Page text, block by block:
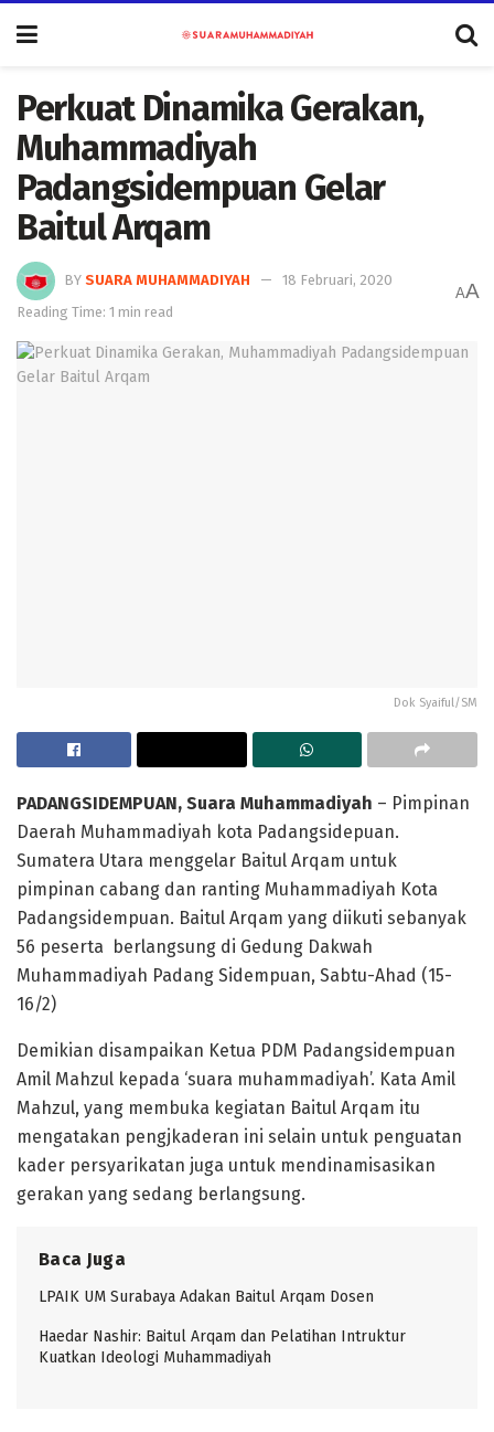
Perkuat Dinamika Gerakan,
Muhammadiyah
Padangsidempuan Gelar
Baitul Arqam
BY SUARA MUHAMMADIYAH
18 Februari, 2020
Reading Time: 1 min read
AA
Dok Syaiful/SM
PADANGSIDEMPUAN, Suara Muhammadiyah – Pimpinan
Daerah Muhammadiyah kota Padangsidepuan.
Sumatera Utara menggelar Baitul Arqam untuk
pimpinan cabang dan ranting Muhammadiyah Kota
Padangsidempuan. Baitul Arqam yang diikuti sebanyak
56 peserta berlangsung di Gedung Dakwah
Muhammadiyah Padang Sidempuan, Sabtu-Ahad (15-
16/2)
Demikian disampaikan Ketua PDM Padangsidempuan
Amil Mahzul kepada ‘suara muhammadiyah’. Kata Amil
Mahzul, yang membuka kegiatan Baitul Arqam itu
mengatakan pengjkaderan ini selain untuk penguatan
kader persyarikatan juga untuk mendinamisasikan
gerakan yang sedang berlangsung.
Baca Juga
LPAIK UM Surabaya Adakan Baitul Arqam Dosen
Haedar Nashir: Baitul Arqam dan Pelatihan Intruktur
Kuatkan Ideologi Muhammadiyah